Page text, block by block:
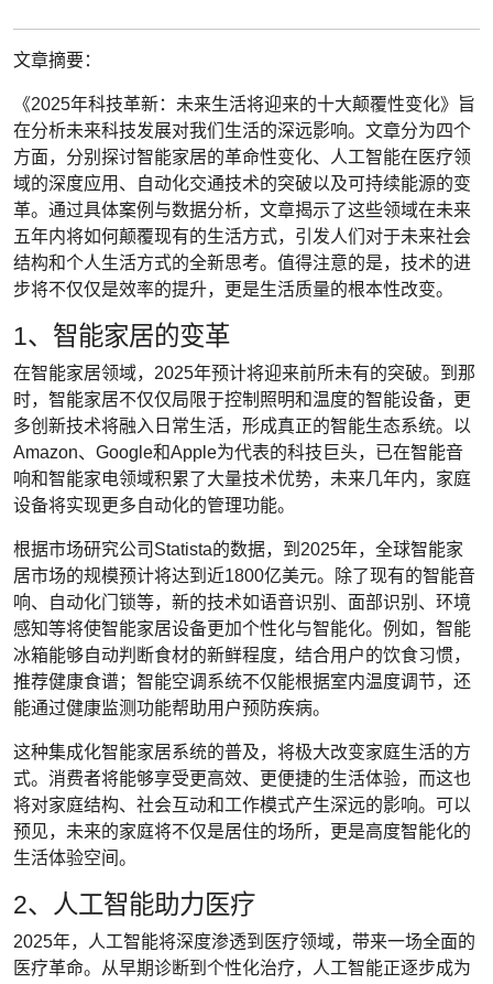
文章摘要：
《2025年科技革新：未来生活将迎来的十大颠覆性变化》旨
在分析未来科技发展对我们生活的深远影响。文章分为四个
方面，分别探讨智能家居的革命性变化、人工智能在医疗领
域的深度应用、自动化交通技术的突破以及可持续能源的变
革。通过具体案例与数据分析，文章揭示了这些领域在未来
五年内将如何颠覆现有的生活方式，引发人们对于未来社会
结构和个人生活方式的全新思考。值得注意的是，技术的进
步将不仅仅是效率的提升，更是生活质量的根本性改变。
1、智能家居的变革
在智能家居领域，2025年预计将迎来前所未有的突破。到那
时，智能家居不仅仅局限于控制照明和温度的智能设备，更
多创新技术将融入日常生活，形成真正的智能生态系统。以
Amazon、Google和Apple为代表的科技巨头，已在智能音
响和智能家电领域积累了大量技术优势，未来几年内，家庭
设备将实现更多自动化的管理功能。
根据市场研究公司Statista的数据，到2025年，全球智能家
居市场的规模预计将达到近1800亿美元。除了现有的智能音
响、自动化门锁等，新的技术如语音识别、面部识别、环境
感知等将使智能家居设备更加个性化与智能化。例如，智能
冰箱能够自动判断食材的新鲜程度，结合用户的饮食习惯，
推荐健康食谱；智能空调系统不仅能根据室内温度调节，还
能通过健康监测功能帮助用户预防疾病。
这种集成化智能家居系统的普及，将极大改变家庭生活的方
式。消费者将能够享受更高效、更便捷的生活体验，而这也
将对家庭结构、社会互动和工作模式产生深远的影响。可以
预见，未来的家庭将不仅是居住的场所，更是高度智能化的
生活体验空间。
2、人工智能助力医疗
2025年，人工智能将深度渗透到医疗领域，带来一场全面的
医疗革命。从早期诊断到个性化治疗，人工智能正逐步成为